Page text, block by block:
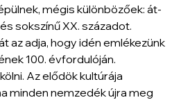
mégis különbözőek: át-
sokszínű XX. századot.
az adja, hogy idén emlékezünk
100. évfordulóján.
Az elődök kultúrája
minden nemzedék újra meg